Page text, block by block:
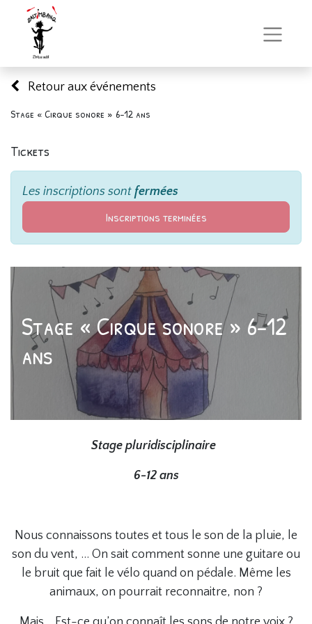
Retour aux événements
Stage « Cirque sonore » 6-12 ans
Tickets
Les inscriptions sont fermées
Inscriptions terminées
Stage « Cirque sonore » 6-12
ans
Stage pluridisciplinaire
6-12 ans
Nous connaissons toutes et tous le son de la pluie, le
son du vent, … On sait comment sonne une guitare ou
le bruit que fait le vélo quand on pédale. Même les
animaux, on pourrait reconnaitre, non ?